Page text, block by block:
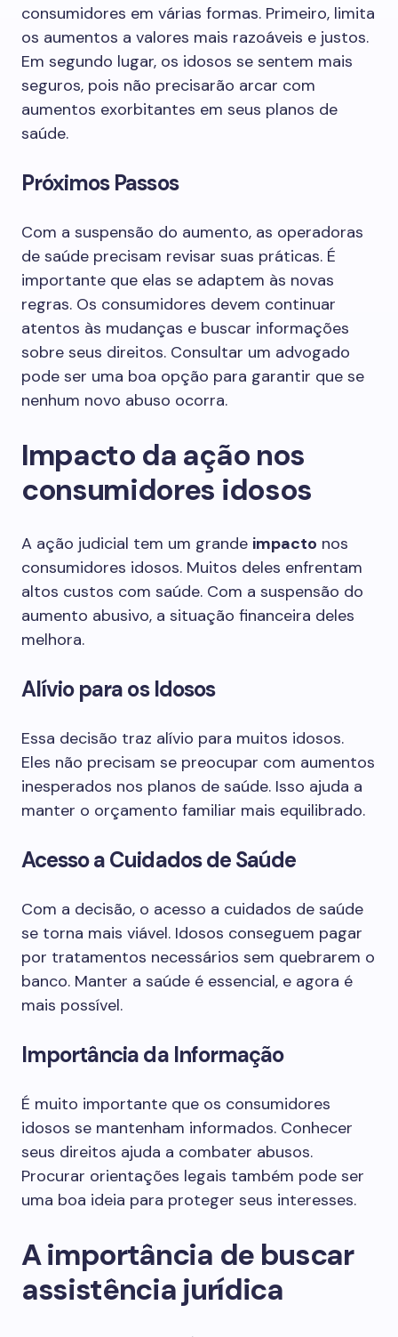
consumidores em várias formas. Primeiro, limita
os aumentos a valores mais razoáveis e justos.
Em segundo lugar, os idosos se sentem mais
seguros, pois não precisarão arcar com
aumentos exorbitantes em seus planos de
saúde.
Próximos Passos
Com a suspensão do aumento, as operadoras
de saúde precisam revisar suas práticas. É
importante que elas se adaptem às novas
regras. Os consumidores devem continuar
atentos às mudanças e buscar informações
sobre seus direitos. Consultar um advogado
pode ser uma boa opção para garantir que se
nenhum novo abuso ocorra.
Impacto da ação nos
consumidores idosos
A ação judicial tem um grande impacto nos
consumidores idosos. Muitos deles enfrentam
altos custos com saúde. Com a suspensão do
aumento abusivo, a situação financeira deles
melhora.
Alívio para os Idosos
Essa decisão traz alívio para muitos idosos.
Eles não precisam se preocupar com aumentos
inesperados nos planos de saúde. Isso ajuda a
manter o orçamento familiar mais equilibrado.
Acesso a Cuidados de Saúde
Com a decisão, o acesso a cuidados de saúde
se torna mais viável. Idosos conseguem pagar
por tratamentos necessários sem quebrarem o
banco. Manter a saúde é essencial, e agora é
mais possível.
Importância da Informação
É muito importante que os consumidores
idosos se mantenham informados. Conhecer
seus direitos ajuda a combater abusos.
Procurar orientações legais também pode ser
uma boa ideia para proteger seus interesses.
A importância de buscar
assistência jurídica